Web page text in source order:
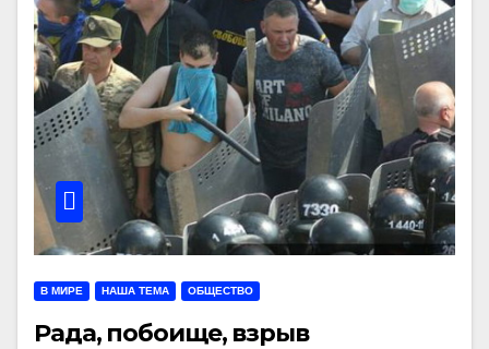
В МИРЕ НАША ТЕМА ОБЩЕСТВО
Рада, побоище, взрыв